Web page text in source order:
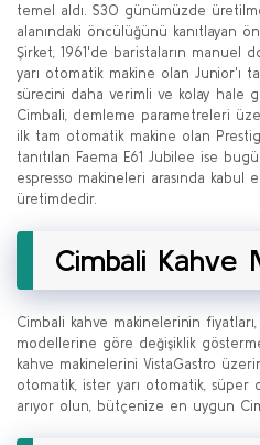
temel aldı. S30 günümüzde
alanındaki öncülüğünü kanıtlayan
Şirket, 1961'de baristaların manuel
yarı otomatik makine olan Junior'ı
sürecini daha verimli ve kolay hale
Cimbali, demleme parametreleri
ilk tam otomatik makine olan
tanıtılan Faema E61 Jubilee ise
espresso makineleri arasında kabul
üretimdedir.
Cimbali Kahve
Cimbali kahve makinelerinin
modellerine göre değişiklik
kahve makinelerini VistaGastro
otomatik, ister yarı otomatik,
arıyor olun, bütçenize en uygun